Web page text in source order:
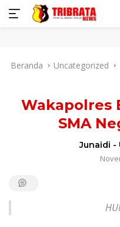
Beranda Uncategorized
Wakapolres
SMA
Junaidi -